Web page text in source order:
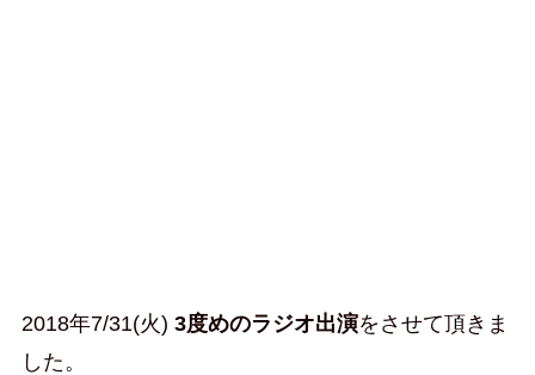
2018年7/31(火) 3度めのラジオ出演をさせて頂きま
した。